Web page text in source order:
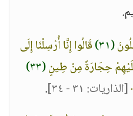
(٣١)
قَالُوا إِنَّا أُرْسِلْنَا إِلَى
حِجَارَةً مِنْ طِينٍ(٣٣)
[الذاريات: ٣١ - ٣٤]
.